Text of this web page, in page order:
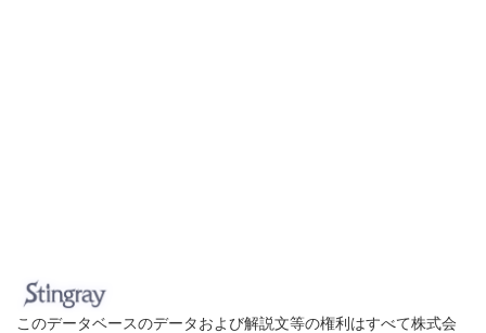
このデータベースのデータおよび解説文等の権利はすべて株式会